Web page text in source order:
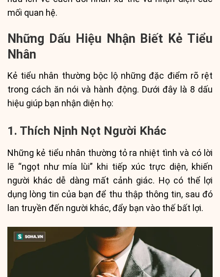
mối quan hệ.
Những Dấu Hiệu Nhận Biết Kẻ Tiểu
Nhân
Kẻ tiểu nhân thường bộc lộ những đặc điểm rõ rệt
trong cách ăn nói và hành động. Dưới đây là 8 dấu
hiệu giúp bạn nhận diện họ:
1. Thích Nịnh Nọt Người Khác
Những kẻ tiểu nhân thường tỏ ra nhiệt tình và có lời
lẽ “ngọt như mía lùi” khi tiếp xúc trực diện, khiến
người khác dễ dàng mất cảnh giác. Họ có thể lợi
dụng lòng tin của bạn để thu thập thông tin, sau đó
lan truyền đến người khác, đẩy bạn vào thế bất lợi.